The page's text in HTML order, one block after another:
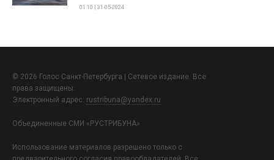
01:10 | 31-05-2024
© 2026 Голос Санкт-Петербурга | Сетевое издание. Все
права защищены.
Электронный адрес: rustribuna@yandex.ru
Объединенные СМИ «РУСТРИБУНА»
Использование материалов разрешено только с